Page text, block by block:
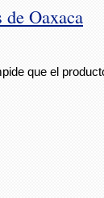
Oaxaca
que el